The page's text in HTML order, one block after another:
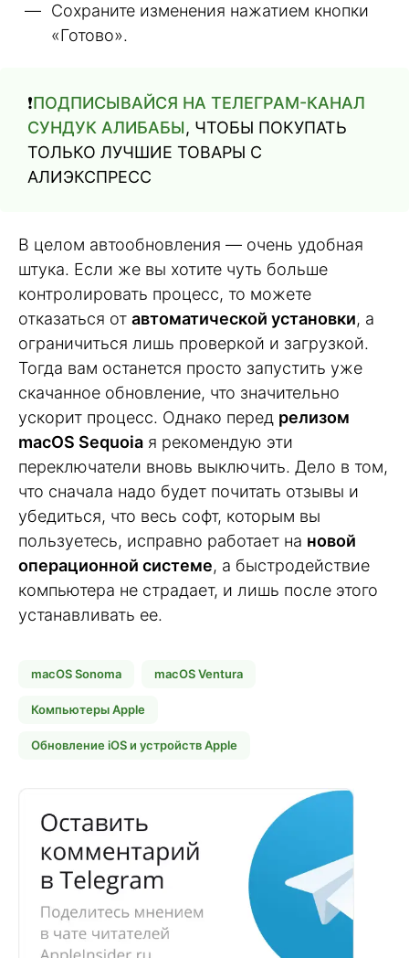
Сохраните изменения нажатием кнопки
«Готово».
❗️ПОДПИСЫВАЙСЯ НА ТЕЛЕГРАМ-КАНАЛ
СУНДУК АЛИБАБЫ, ЧТОБЫ ПОКУПАТЬ
ТОЛЬКО ЛУЧШИЕ ТОВАРЫ С
АЛИЭКСПРЕСС
В целом автообновления — очень удобная
штука. Если же вы хотите чуть больше
контролировать процесс, то можете
отказаться от автоматической установки, а
ограничиться лишь проверкой и загрузкой.
Тогда вам останется просто запустить уже
скачанное обновление, что значительно
ускорит процесс. Однако перед релизом
macOS Sequoia я рекомендую эти
переключатели вновь выключить. Дело в том,
что сначала надо будет почитать отзывы и
убедиться, что весь софт, которым вы
пользуетесь, исправно работает на новой
операционной системе, а быстродействие
компьютера не страдает, и лишь после этого
устанавливать ее.
macOS Sonoma macOS Ventura
Компьютеры Apple
Обновление iOS и устройств Apple